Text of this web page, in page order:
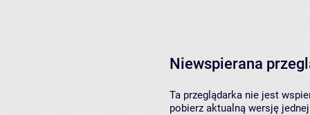
Niewspierana
Ta przeglądarka nie jest
pobierz aktualną wersję